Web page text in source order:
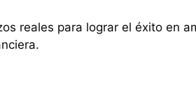
reales para lograr el éxito en